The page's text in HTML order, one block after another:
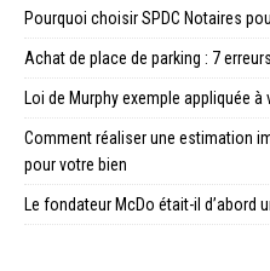
Pourquoi choisir SPDC Notaires
Achat de place de parking : 7
Loi de Murphy exemple appliquée
Comment réaliser une estimation
pour votre bien
Le fondateur McDo était-il d’abord